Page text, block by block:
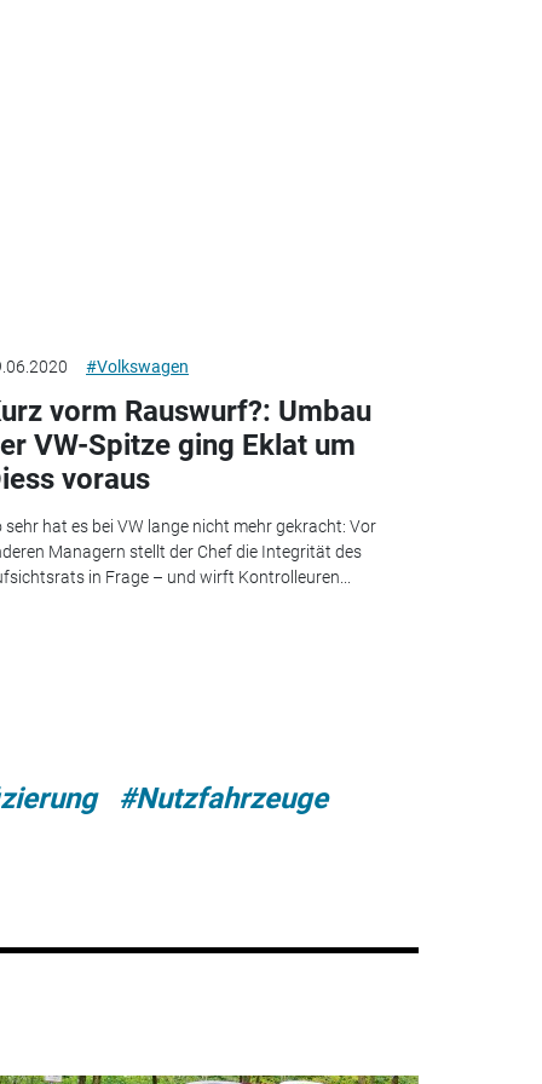
#Volkswagen
vorm Rauswurf?: Umbau
VW-Spitze ging Eklat um
voraus
sehr hat es bei VW lange nicht mehr gekracht: Vor
Managern stellt der Chef die Integrität des
in Frage – und wirft Kontrolleuren...
#Nutzfahrzeuge